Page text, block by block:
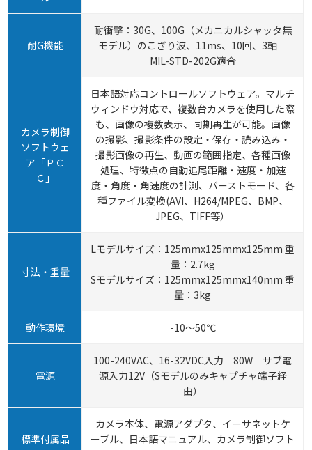
耐G機能
耐衝撃：30G、100G（メカニカルシャッタ無
モデル）のこぎり波、11ms、10回、3軸
MIL-STD-202G適合
カメラ制御
ソフトウェ
ア「ＰＣ
Ｃ」
日本語対応コントロールソフトウェア。マルチ
ウィンドウ対応で、複数台カメラを使用した際
も、画像の複数表示、同期再生が可能。画像
の撮影、撮影条件の設定・保存・読み込み・
撮影画像の再生、動画の範囲指定、各種画像
処理、特徴点の自動追尾距離・速度・加速
度・角度・角速度の計測、バーストモード、各
種ファイル変換(AVI、H264/MPEG、BMP、
JPEG、TIFF等）
寸法・重量
Lモデルサイズ：125mmx125mmx125mm 重
量：2.7kg
Sモデルサイズ：125mmx125mmx140mm 重
量：3kg
動作環境 -10～50℃
電源
100-240VAC、16-32VDC入力 80W サブ電
源入力12V（Sモデルのみキャプチャ端子経
由）
標準付属品
カメラ本体、電源アダプタ、イーサネットケ
ーブル、日本語マニュアル、カメラ制御ソフト